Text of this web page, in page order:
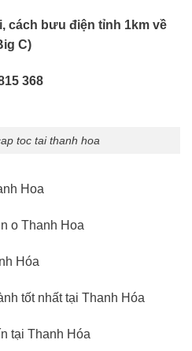
cách bưu điện tỉnh 1km về
C)
368
toc tai thanh hoa
Hoa
o Thanh Hoa
Hóa
tốt nhất tại Thanh Hóa
tại Thanh Hóa